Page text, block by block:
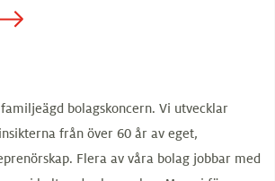
bolagskoncern. Vi utvecklar
från över 60 år av eget,
Flera av våra bolag jobbar med